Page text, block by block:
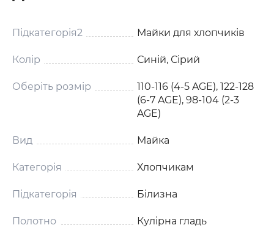
Підкатегорія2 Майки для хлопчиків
Колір Синій, Сірий
Оберіть розмір
110-116 (4-5 AGE), 122-128
(6-7 AGE), 98-104 (2-3
AGE)
Вид Майка
Категорія Хлопчикам
Підкатегорія Білизна
Полотно Кулірна гладь